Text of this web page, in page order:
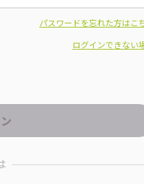
パスワードを忘れた方はこ
ログインできない